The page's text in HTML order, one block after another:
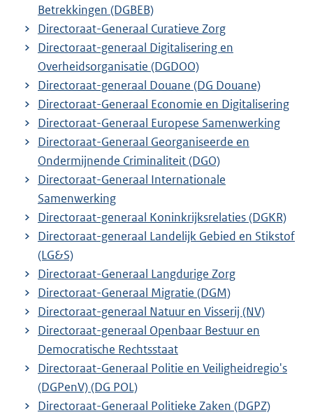
Betrekkingen (DGBEB)
Directoraat-Generaal Curatieve Zorg
Directoraat-generaal Digitalisering en
Overheidsorganisatie (DGDOO)
Directoraat-generaal Douane (DG Douane)
Directoraat-Generaal Economie en Digitalisering
Directoraat-Generaal Europese Samenwerking
Directoraat-Generaal Georganiseerde en
Ondermijnende Criminaliteit (DGO)
Directoraat-Generaal Internationale
Samenwerking
Directoraat-generaal Koninkrijksrelaties (DGKR)
Directoraat-generaal Landelijk Gebied en Stikstof
(LG&S)
Directoraat-Generaal Langdurige Zorg
Directoraat-Generaal Migratie (DGM)
Directoraat-generaal Natuur en Visserij (NV)
Directoraat-generaal Openbaar Bestuur en
Democratische Rechtsstaat
Directoraat-Generaal Politie en Veiligheidregio's
(DGPenV) (DG POL)
Directoraat-Generaal Politieke Zaken (DGPZ)